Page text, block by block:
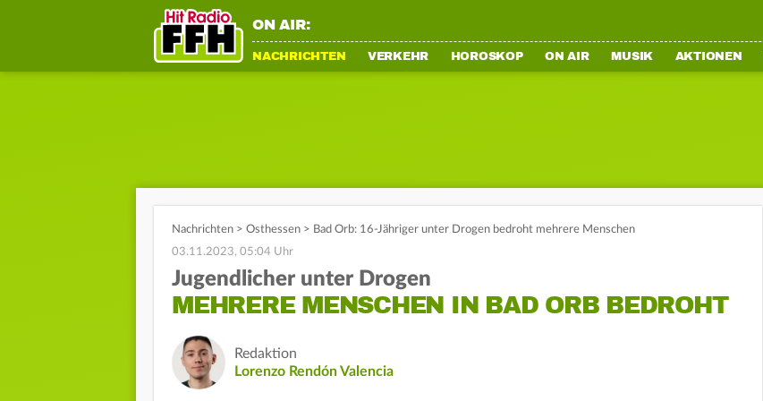
ON AIR:
NACHRICHTEN VERKEHR HOROSKOP ON AIR MUSIK AKTIONEN
Nachrichten > Osthessen > Bad Orb: 16-Jähriger unter Drogen bedroht mehrere Menschen
03.11.2023, 05:04 Uhr
Jugendlicher unter Drogen
MEHRERE MENSCHEN IN BAD ORB BEDROHT
Redaktion
Lorenzo Rendón Valencia